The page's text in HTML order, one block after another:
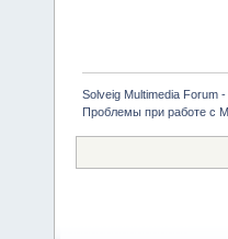
Solveig Multimedia Forum
Проблемы при работе с